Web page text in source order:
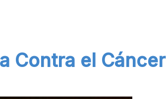
Contra el Cáncer